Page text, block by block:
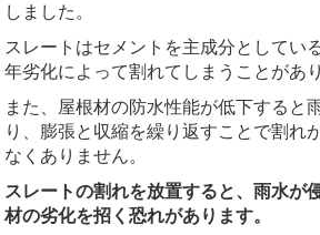
しました。
スレートはセメントを主成分としてい
年劣化によって割れてしまうことがあ
また、屋根材の防水性能が低下すると
り、膨張と収縮を繰り返すことで割れ
なくありません。
スレートの割れを放置すると、雨水が
材の劣化を招く恐れがあります。